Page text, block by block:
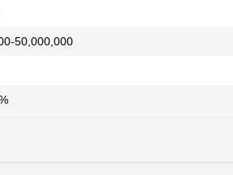
50,000,000